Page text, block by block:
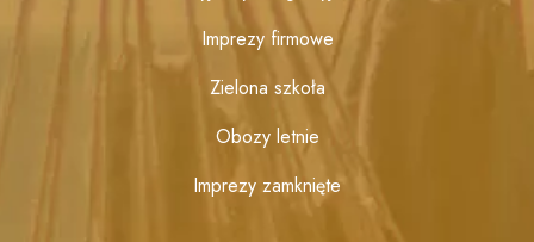
Imprezy firmowe
Zielona szkoła
Obozy letnie
Imprezy zamknięte